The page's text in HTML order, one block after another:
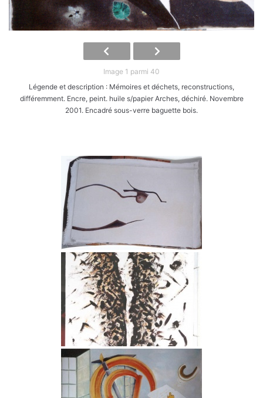
Image 1 parmi 40
Légende et description : Mémoires et déchets, reconstructions,
différemment. Encre, peint. huile s/papier Arches, déchiré. Novembre
2001. Encadré sous-verre baguette bois.